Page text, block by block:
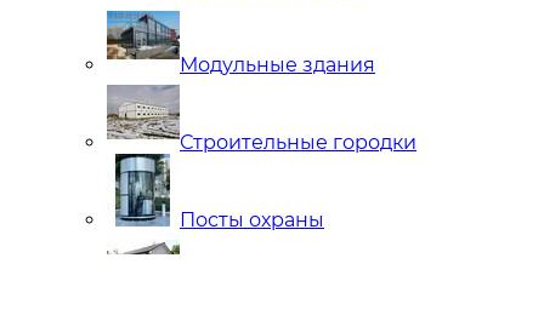
Модульные здания
Строительные городки
Посты охраны